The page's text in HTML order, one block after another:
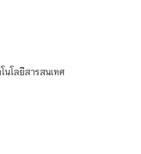
โลยีสารสนเทศ